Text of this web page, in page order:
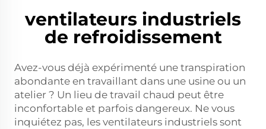
ventilateurs industriels
de refroidissement
Avez-vous déjà expérimenté une transpiration
abondante en travaillant dans une usine ou un
atelier ? Un lieu de travail chaud peut être
inconfortable et parfois dangereux. Ne vous
inquiétez pas, les ventilateurs industriels sont